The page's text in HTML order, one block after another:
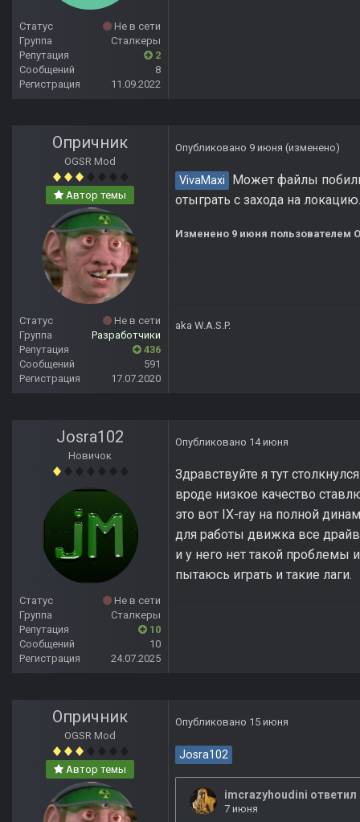
Статус
Не в сети
Группа
Сталкеры
Репутация
2
Сообщений
8
Регистрация
11.09.2022
Опричник
OGSR Mod
Автор темы
Статус
Не в сети
Группа
Разработчики
Репутация
436
Сообщений
591
Регистрация
17.07.2020
Опубликовано 9 июня (изменено)
VivaMaxi
Может файлы
отыграть с захода на локацию.
Изменено 9 июня пользователем
aka W.A.S.P.
Josra102
Новичок
Статус
Не в сети
Группа
Сталкеры
Репутация
10
Сообщений
10
Регистрация
24.07.2025
Опубликовано 14 июня
Здравствуйте я тут
вроде низкое качество
это вот IX-ray на полной
для работы движка все
и у него нет такой
пытаюсь играть и такие лаги.
Опричник
OGSR Mod
Автор темы
Опубликовано 15 июня
Josra102